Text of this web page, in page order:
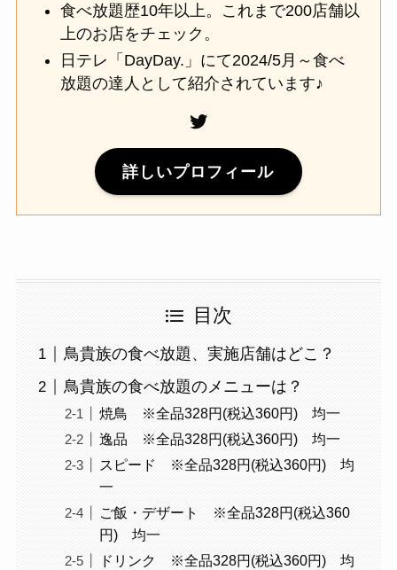
食べ放題歴10年以上。これまで200店舗以
上のお店をチェック。
日テレ「DayDay.」にて2024/5月～食べ
放題の達人として紹介されています♪
Twitter
詳しいプロフィール
目次
鳥貴族の食べ放題、実施店舗はどこ？
鳥貴族の食べ放題のメニューは？
焼鳥 ※全品328円(税込360円) 均一
逸品 ※全品328円(税込360円) 均一
スピード ※全品328円(税込360円) 均
一
ご飯・デザート ※全品328円(税込360
円) 均一
ドリンク ※全品328円(税込360円) 均